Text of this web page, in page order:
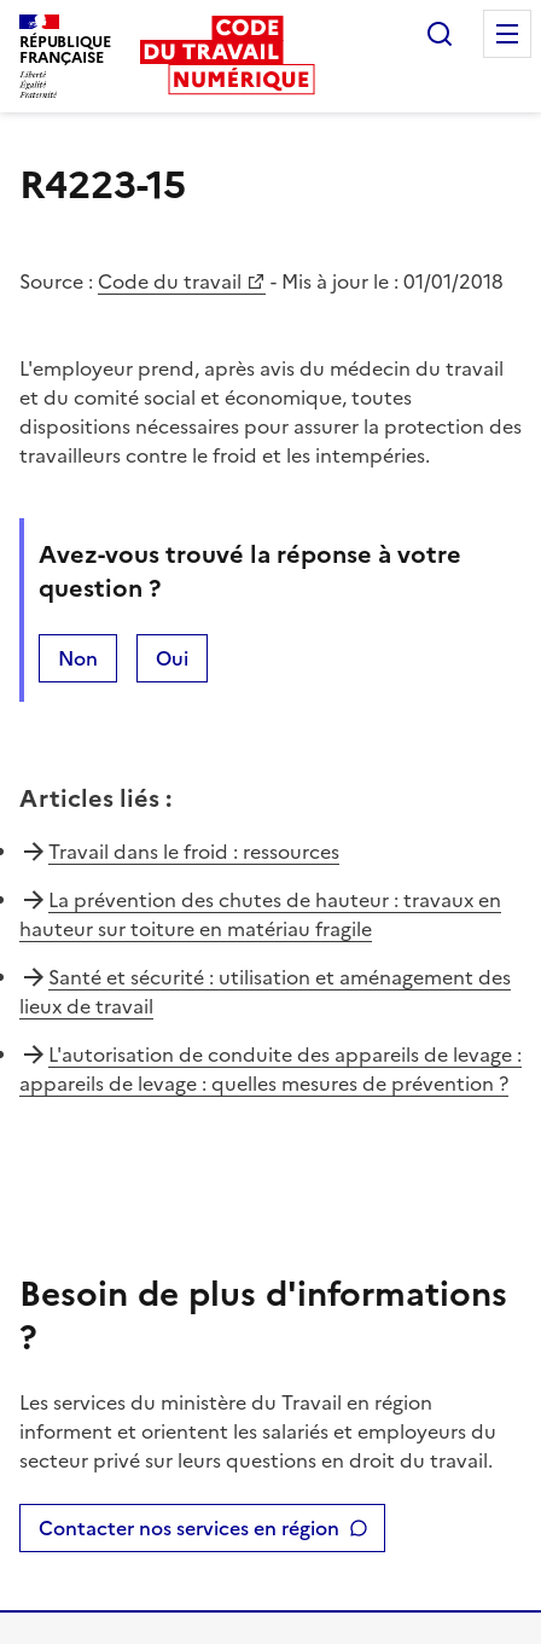
RÉPUBLIQUE
FRANÇAISE
R4223-15
Source : Code du travail - Mis à jour le : 01/01/2018
L'employeur prend, après avis du médecin du travail
et du comité social et économique, toutes
dispositions nécessaires pour assurer la protection des
travailleurs contre le froid et les intempéries.
Avez-vous trouvé la réponse à votre
question ?
Non Oui
Articles liés :
Travail dans le froid : ressources
La prévention des chutes de hauteur : travaux en
hauteur sur toiture en matériau fragile
Santé et sécurité : utilisation et aménagement des
lieux de travail
L'autorisation de conduite des appareils de levage :
appareils de levage : quelles mesures de prévention ?
Besoin de plus d'informations
?
Les services du ministère du Travail en région
informent et orientent les salariés et employeurs du
secteur privé sur leurs questions en droit du travail.
Contacter nos services en région